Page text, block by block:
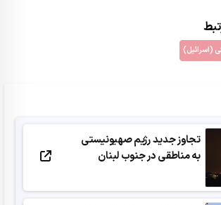
(اسرائیل)
تجاوز جدید رژیم صهیونیستی
به مناطقی در جنوب لبنان